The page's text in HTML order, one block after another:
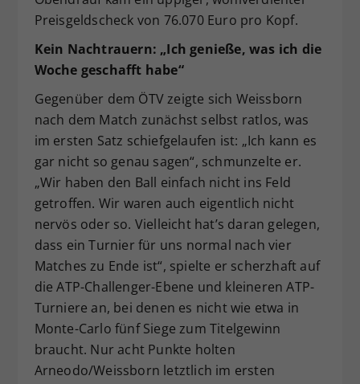
Preisgeldscheck von 76.070 Euro pro Kopf.
Kein Nachtrauern: „Ich genieße, was ich die
Woche geschafft habe“
Gegenüber dem ÖTV zeigte sich Weissborn
nach dem Match zunächst selbst ratlos, was
im ersten Satz schiefgelaufen ist: „Ich kann es
gar nicht so genau sagen“, schmunzelte er.
„Wir haben den Ball einfach nicht ins Feld
getroffen. Wir waren auch eigentlich nicht
nervös oder so. Vielleicht hat’s daran gelegen,
dass ein Turnier für uns normal nach vier
Matches zu Ende ist“, spielte er scherzhaft auf
die ATP-Challenger-Ebene und kleineren ATP-
Turniere an, bei denen es nicht wie etwa in
Monte-Carlo fünf Siege zum Titelgewinn
braucht. Nur acht Punkte holten
Arneodo/Weissborn letztlich im ersten